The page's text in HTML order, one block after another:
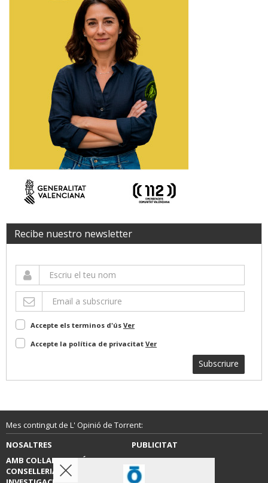
Recibe nuestro newsletter
Accepte els terminos d'ús Ver
Accepte la política de privacitat Ver
Subscriure
Mes contingut de L' Opinió de Torrent:
NOSALTRES
PUBLICITAT
AMB COL·LABORACIÓ DE LA
CONSELLERIA D’EDUCACIÓ,
CONTACTE